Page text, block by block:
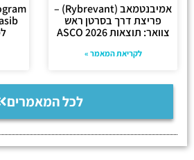
אמיבנטמאב (Rybrevant) –
פריצת דרך בסרטן ראש
צוואר: תוצאות ASCO 2026
לקריאת המאמר »
לכל המאמרים